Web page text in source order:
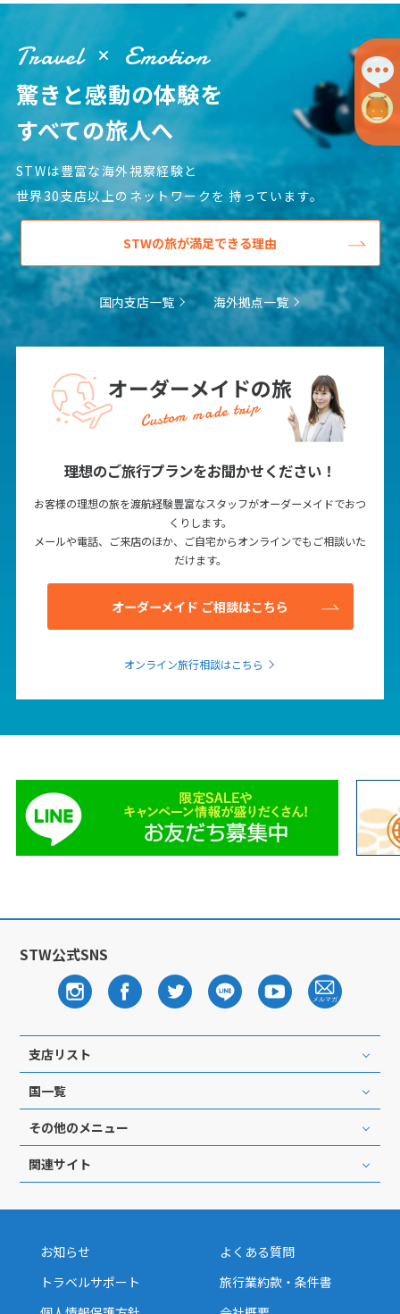
Travel Emotion
驚きと感動の体験を
すべての旅人へ
STWは豊富な海外視察経験と
世界30支店以上のネットワークを 持っています。
STWの旅が満足できる理由
国内支店一覧 海外拠点一覧
オーダーメイドの旅
Custom made trip
理想のご旅行プランをお聞かせください！
お客様の理想の旅を渡航経験豊富なスタッフがオーダーメイドでおつ
くりします。
メールや電話、ご来店のほか、ご自宅からオンラインでもご相談いた
だけます。
オーダーメイド ご相談はこちら
オンライン旅行相談はこちら
STW公式SNS
支店リスト
国一覧
その他のメニュー
関連サイト
お知らせ
よくある質問
トラベルサポート
旅行業約款・条件書